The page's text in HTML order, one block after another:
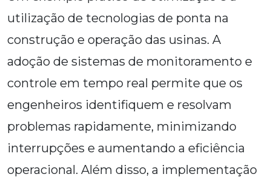
utilização de tecnologias de ponta na
construção e operação das usinas. A
adoção de sistemas de monitoramento e
controle em tempo real permite que os
engenheiros identifiquem e resolvam
problemas rapidamente, minimizando
interrupções e aumentando a eficiência
operacional. Além disso, a implementação